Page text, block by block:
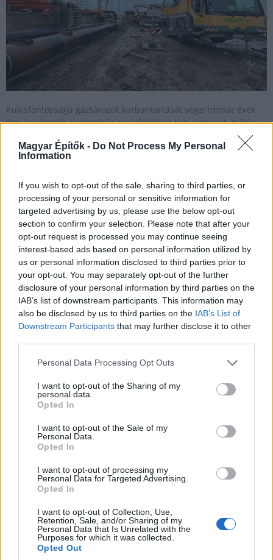
Magyar Építők - Do Not Process My Personal
Information
If you wish to opt-out of the sale, sharing to third parties, or
processing of your personal or sensitive information for
targeted advertising by us, please use the below opt-out
section to confirm your selection. Please note that after your
opt-out request is processed you may continue seeing
interest-based ads based on personal information utilized by
us or personal information disclosed to third parties prior to
your opt-out. You may separately opt-out of the further
disclosure of your personal information by third parties on the
IAB’s list of downstream participants. This information may
also be disclosed by us to third parties on the IAB’s List of
Downstream Participants that may further disclose it to other
Please note that this website/app uses one or more Google
not limited to your visit or usage behaviour. You may click to
grant or deny consent to Google and its third-party tags to
use your data for below specified purposes in below Google
consent section.
Personal Data Processing Opt Outs
I want to opt-out of the Sharing of my
personal data.
Opted In
I want to opt-out of the Sale of my
Personal Data.
Opted In
I want to opt-out of processing my
Personal Data for Targeted Advertising.
Opted In
I want to opt-out of Collection, Use,
Retention, Sale, and/or Sharing of my
Personal Data that Is Unrelated with the
Purposes for which it was collected.
Opted Out
Kulcsfontosságú gáztározók karbantartását végzi immár évek
óta, és jelentős nemzetközi projektekben kap szerepet, mégis
csak kevésbé ismert a VABEKO Kft. neve. Bemutatjuk a siófoki
központú magyar vállalat történetét, alapértékeit és jövőbeli
terveit.
Átfogó közműfejlesztést valósít meg a Mészáros és a
Vabeko
2019.06.12
gázvezetékek építésére és rekonstrukciójára vonatkoznak.
Létfontosságú berendezések kaptak új gázvezetéket
az ajkai magyar-szlovén üzemben
2024.11.29
Technológia